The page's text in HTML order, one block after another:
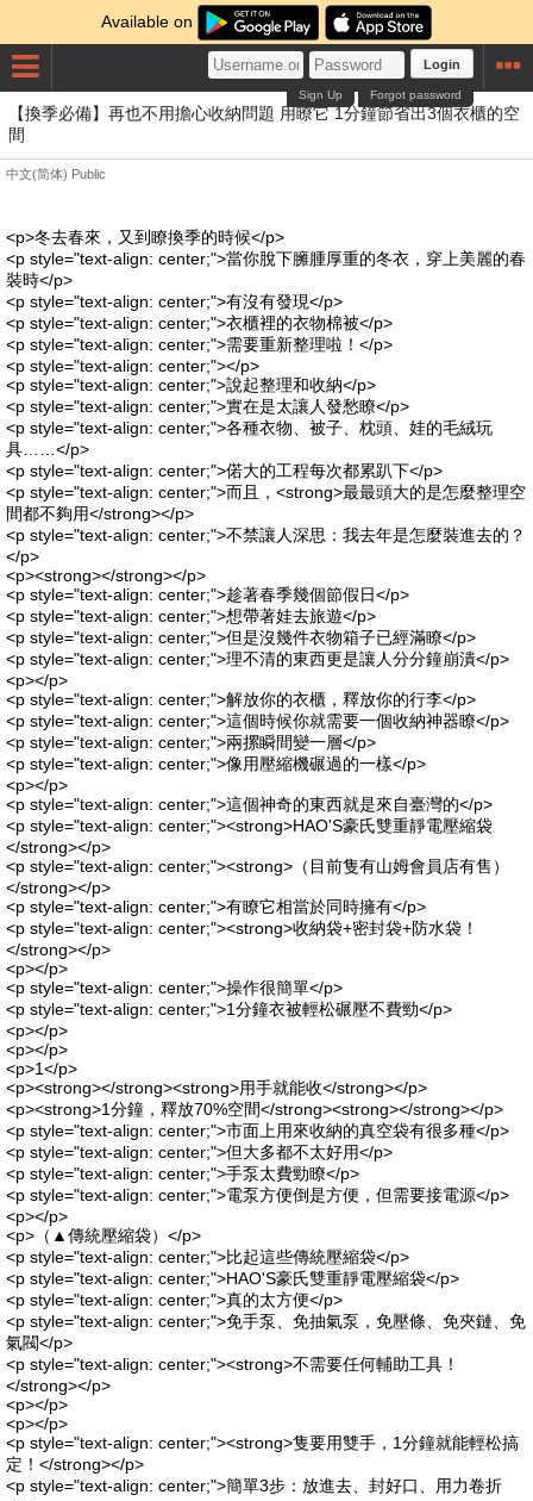
Available on
Login
Forgot password
Sign Up
【換季必備】再也不用擔心收納問題 用瞭它 1分鐘節省出3個衣櫃的空
間
中文(简体) Public
<p>冬去春來，又到瞭換季的時候</p>
<p style="text-align: center;">當你脫下臃腫厚重的冬衣，穿上美麗的春
裝時</p>
<p style="text-align: center;">有沒有發現</p>
<p style="text-align: center;">衣櫃裡的衣物棉被</p>
<p style="text-align: center;">需要重新整理啦！</p>
<p style="text-align: center;"></p>
<p style="text-align: center;">說起整理和收納</p>
<p style="text-align: center;">實在是太讓人發愁瞭</p>
<p style="text-align: center;">各種衣物、被子、枕頭、娃的毛絨玩
具……</p>
<p style="text-align: center;">偌大的工程每次都累趴下</p>
<p style="text-align: center;">而且，<strong>最最頭大的是怎麼整理空
間都不夠用</strong></p>
<p style="text-align: center;">不禁讓人深思：我去年是怎麼裝進去的？
</p>
<p><strong></strong></p>
<p style="text-align: center;">趁著春季幾個節假日</p>
<p style="text-align: center;">想帶著娃去旅遊</p>
<p style="text-align: center;">但是沒幾件衣物箱子已經滿瞭</p>
<p style="text-align: center;">理不清的東西更是讓人分分鐘崩潰</p>
<p></p>
<p style="text-align: center;">解放你的衣櫃，釋放你的行李</p>
<p style="text-align: center;">這個時候你就需要一個收納神器瞭</p>
<p style="text-align: center;">兩摞瞬間變一層</p>
<p style="text-align: center;">像用壓縮機碾過的一樣</p>
<p></p>
<p style="text-align: center;">這個神奇的東西就是來自臺灣的</p>
<p style="text-align: center;"><strong>HAO'S豪氏雙重靜電壓縮袋
</strong></p>
<p style="text-align: center;"><strong>（目前隻有山姆會員店有售）
</strong></p>
<p style="text-align: center;">有瞭它相當於同時擁有</p>
<p style="text-align: center;"><strong>收納袋+密封袋+防水袋！
</strong></p>
<p></p>
<p style="text-align: center;">操作很簡單</p>
<p style="text-align: center;">1分鐘衣被輕松碾壓不費勁</p>
<p></p>
<p></p>
<p>1</p>
<p><strong></strong><strong>用手就能收</strong></p>
<p><strong>1分鐘，釋放70%空間</strong><strong></strong></p>
<p style="text-align: center;">市面上用來收納的真空袋有很多種</p>
<p style="text-align: center;">但大多都不太好用</p>
<p style="text-align: center;">手泵太費勁瞭</p>
<p style="text-align: center;">電泵方便倒是方便，但需要接電源</p>
<p></p>
<p>（▲傳統壓縮袋）</p>
<p style="text-align: center;">比起這些傳統壓縮袋</p>
<p style="text-align: center;">HAO'S豪氏雙重靜電壓縮袋</p>
<p style="text-align: center;">真的太方便</p>
<p style="text-align: center;">免手泵、免抽氣泵，免壓條、免夾鏈、免
氣閥</p>
<p style="text-align: center;"><strong>不需要任何輔助工具！
</strong></p>
<p></p>
<p></p>
<p style="text-align: center;"><strong>隻要用雙手，1分鐘就能輕松搞
定！</strong></p>
<p style="text-align: center;">簡單3步：放進去、封好口、用力卷折